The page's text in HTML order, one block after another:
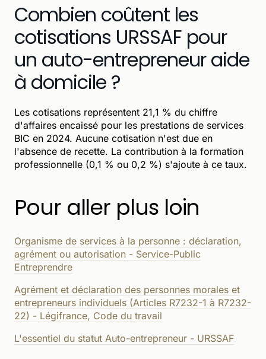
Combien coûtent les
cotisations URSSAF pour
un auto-entrepreneur aide
à domicile ?
Les cotisations représentent 21,1 % du chiffre
d'affaires encaissé pour les prestations de services
BIC en 2024. Aucune cotisation n'est due en
l'absence de recette. La contribution à la formation
professionnelle (0,1 % ou 0,2 %) s'ajoute à ce taux.
Pour aller plus loin
Organisme de services à la personne : déclaration,
agrément ou autorisation - Service-Public
Entreprendre
Agrément et déclaration des personnes morales et
entrepreneurs individuels (Articles R7232-1 à R7232-
22) - Légifrance, Code du travail
L'essentiel du statut Auto-entrepreneur - URSSAF